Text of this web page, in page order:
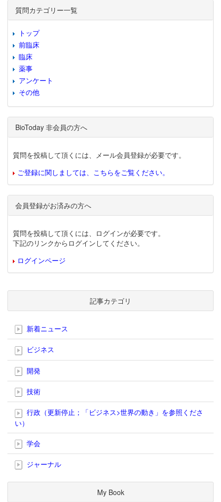
質問カテゴリー一覧
トップ
前臨床
臨床
薬事
アンケート
その他
BioToday 非会員の方へ
質問を投稿して頂くには、メール会員登録が必要です。
ご登録に関しましては、こちらをご覧ください。
会員登録がお済みの方へ
質問を投稿して頂くには、ログインが必要です。
下記のリンクからログインしてください。
ログインページ
記事カテゴリ
新着ニュース
ビジネス
開発
技術
行政（更新停止；「ビジネス>世界の動き」を参照くださ
い）
学会
ジャーナル
My Book